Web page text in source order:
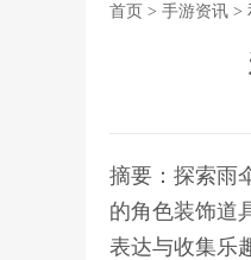
首页 > 手游资讯 >
摘要：探索雨
的角色装饰道
表达与收集乐